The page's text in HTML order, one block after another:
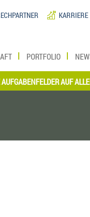
KARRIERE
PORTFOLIO
AUF ALLEN